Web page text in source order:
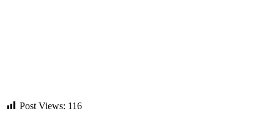
Post Views: 116